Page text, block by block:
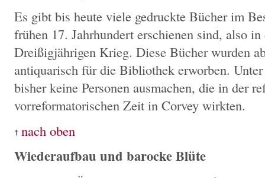
Es gibt bis heute viele gedruckte Bücher im
frühen 17. Jahrhundert erschienen sind, also
Dreißigjährigen Krieg. Diese Bücher wurden
antiquarisch für die Bibliothek erworben.
bisher keine Personen ausmachen, die in der
vorreformatorischen Zeit in Corvey wirkten.
Wiederaufbau und barocke Blüte